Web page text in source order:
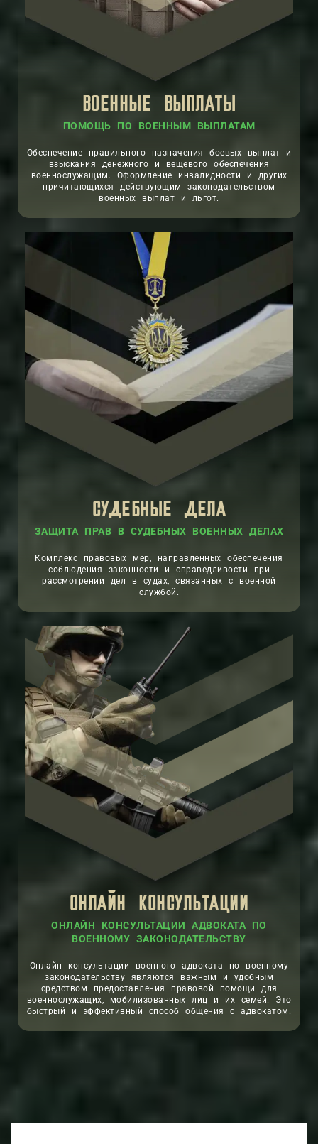
ВОЕННЫЕ ВЫПЛАТЫ
ПОМОЩЬ ПО ВОЕННЫМ ВЫПЛАТАМ
Обеспечение правильного назначения боевых выплат и
взыскания денежного и вещевого обеспечения
военнослужащим. Оформление инвалидности и других
причитающихся действующим законодательством
военных выплат и льгот.
СУДЕБНЫЕ ДЕЛА
ЗАЩИТА ПРАВ В СУДЕБНЫХ ВОЕННЫХ ДЕЛАХ
Комплекс правовых мер, направленных обеспечения
соблюдения законности и справедливости при
рассмотрении дел в судах, связанных с военной
службой.
ОНЛАЙН КОНСУЛЬТАЦИИ
ОНЛАЙН КОНСУЛЬТАЦИИ АДВОКАТА ПО
ВОЕННОМУ ЗАКОНОДАТЕЛЬСТВУ
Онлайн консультации военного адвоката по военному
законодательству являются важным и удобным
средством предоставления правовой помощи для
военнослужащих, мобилизованных лиц и их семей. Это
быстрый и эффективный способ общения с адвокатом.